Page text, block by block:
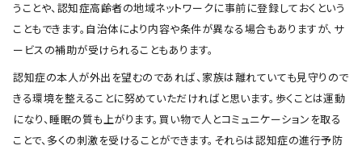
うことや、認知症高齢者の地域ネットワークに事前に登録しておくという
こともできます。自治体により内容や条件が異なる場合もありますが、サ
ービスの補助が受けられることもあります。
認知症の本人が外出を望むのであれば、家族は離れていても見守りので
きる環境を整えることに努めていただければと思います。歩くことは運動
になり、睡眠の質も上がります。買い物で人とコミュニケーションを取る
ことで、多くの刺激を受けることができます。それらは認知症の進行予防